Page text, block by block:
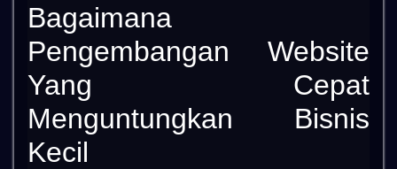
Bagaimana
Pengembangan Website
Yang Cepat
Menguntungkan Bisnis
Kecil